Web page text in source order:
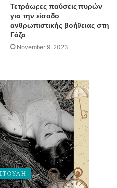
50 χρόνια χρυσάφι
Τετράωρες παύσεις πυρών
για την είσοδο
ανθρωπιστικής βοήθειας στη
Γάζα
November 9, 2023